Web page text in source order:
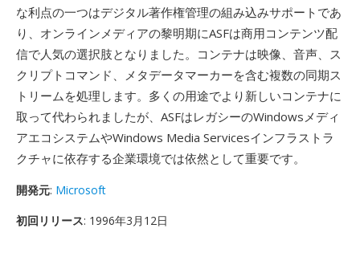
な利点の一つはデジタル著作権管理の組み込みサポートであ
り、オンラインメディアの黎明期にASFは商用コンテンツ配
信で人気の選択肢となりました。コンテナは映像、音声、ス
クリプトコマンド、メタデータマーカーを含む複数の同期ス
トリームを処理します。多くの用途でより新しいコンテナに
取って代わられましたが、ASFはレガシーのWindowsメディ
アエコシステムやWindows Media Servicesインフラストラ
クチャに依存する企業環境では依然として重要です。
開発元: Microsoft
初回リリース: 1996年3月12日